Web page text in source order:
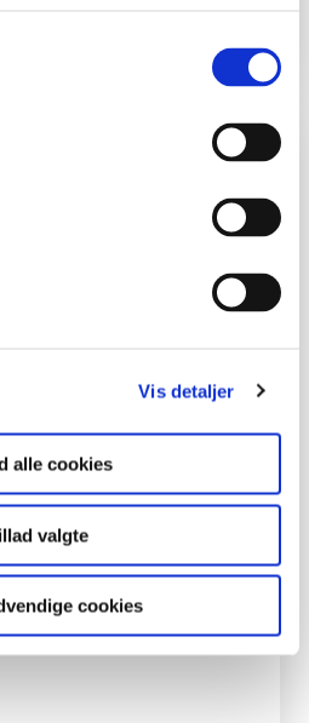
Vis detaljer
alle cookies
valgte
cookies
materialer